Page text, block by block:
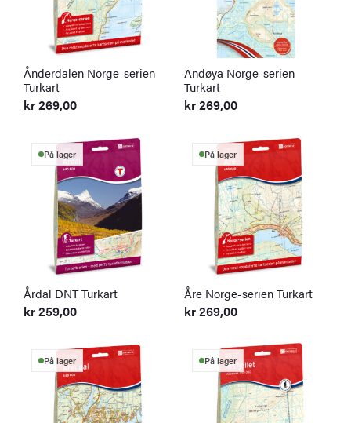
Ånderdalen Norge-serien
Turkart
kr269,00
Andøya Norge-serien
Turkart
kr269,00
På lager
Årdal DNT Turkart
kr259,00
På lager
Åre Norge-serien Turkart
kr269,00
På lager På lager